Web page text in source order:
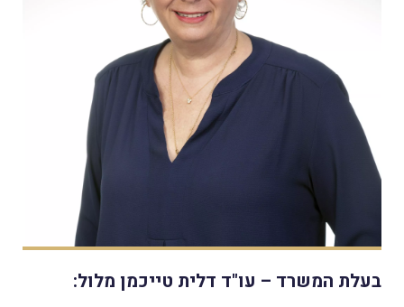
בעלת המשרד – עו"ד דלית טייכמן מלול: